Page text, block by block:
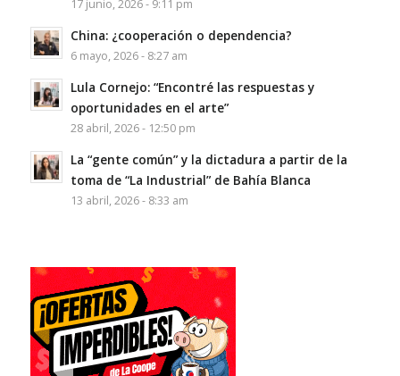
17 junio, 2026 - 9:11 pm
China: ¿cooperación o dependencia?
6 mayo, 2026 - 8:27 am
Lula Cornejo: “Encontré las respuestas y
oportunidades en el arte”
28 abril, 2026 - 12:50 pm
La “gente común” y la dictadura a partir de la
toma de “La Industrial” de Bahía Blanca
13 abril, 2026 - 8:33 am